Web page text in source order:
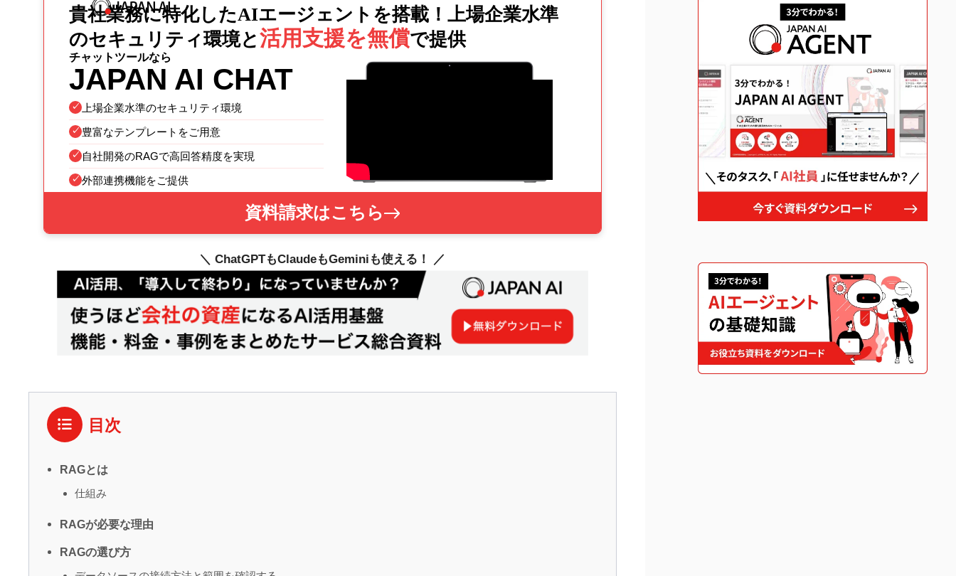
貴社業務に特化したAIエージェントを搭載！上場企業水準
のセキュリティ環境と活用支援を無償で提供
チャットツールなら
JAPAN AI CHAT
上場企業水準のセキュリティ環境
豊富なテンプレートをご用意
自社開発のRAGで高回答精度を実現
外部連携機能をご提供
資料請求はこちら
＼ ChatGPTもClaudeもGeminiも使える！ ／
目次
RAGとは
仕組み
RAGが必要な理由
RAGの選び方